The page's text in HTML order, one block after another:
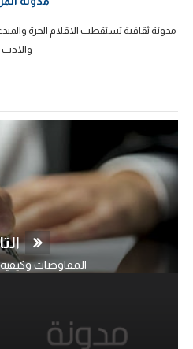
مدونة ثقافية تستقطب الاقلام الحرة
والادب
المفاوضات وكيفية